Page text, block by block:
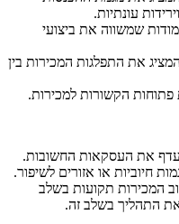
עונתיות.
שמשווה את ביצועי
את התפלגות המכירות בין
הקשורות למכירות.
את העסקאות החשובות.
חיוביות או אזורים לשיפור.
המכירות תקועות בשלב
התהליך בשלב זה.